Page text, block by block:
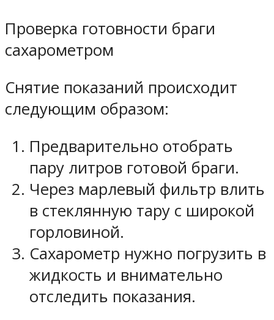
Проверка готовности браги
сахарометром
Снятие показаний происходит
следующим образом:
Предварительно отобрать
пару литров готовой браги.
Через марлевый фильтр влить
в стеклянную тару с широкой
горловиной.
Сахарометр нужно погрузить в
жидкость и внимательно
отследить показания.